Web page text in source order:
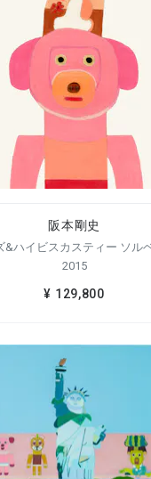
阪本剛史
2015
¥ 129,800